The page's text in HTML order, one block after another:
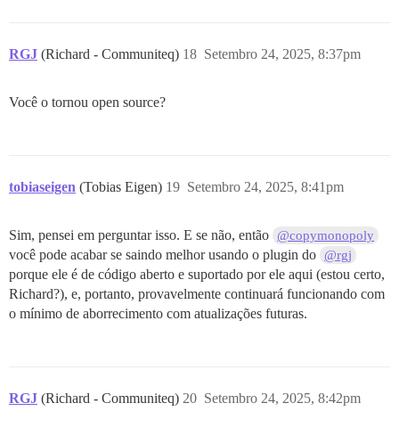
RGJ (Richard - Communiteq) Setembro 24, 2025, 8:37pm
18
Você o tornou open source?
tobiaseigen (Tobias Eigen) Setembro 24, 2025, 8:41pm
19
Sim, pensei em perguntar isso. E se não, então @copymonopoly
você pode acabar se saindo melhor usando o plugin do @rgj
porque ele é de código aberto e suportado por ele aqui (estou certo,
Richard?), e, portanto, provavelmente continuará funcionando com
o mínimo de aborrecimento com atualizações futuras.
RGJ (Richard - Communiteq) Setembro 24, 2025, 8:42pm
20